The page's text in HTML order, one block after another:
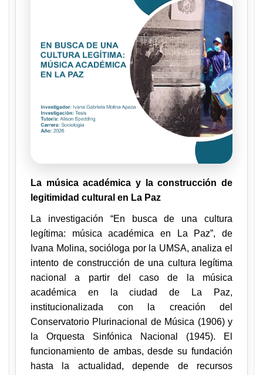
La música académica y la construcción de
legitimidad cultural en La Paz
La investigación “En busca de una cultura
legítima: música académica en La Paz”, de
Ivana Molina, socióloga por la UMSA, analiza el
intento de construcción de una cultura legítima
nacional a partir del caso de la música
académica en la ciudad de La Paz,
institucionalizada con la creación del
Conservatorio Plurinacional de Música (1906) y
la Orquesta Sinfónica Nacional (1945). El
funcionamiento de ambas, desde su fundación
hasta la actualidad, depende de recursos